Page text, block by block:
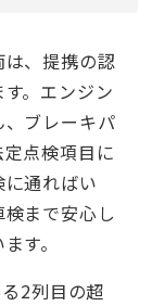
は、提携の認
。エンジン
ブレーキパ
点検項目に
通ればい
まで安心し
す。
2列目の超